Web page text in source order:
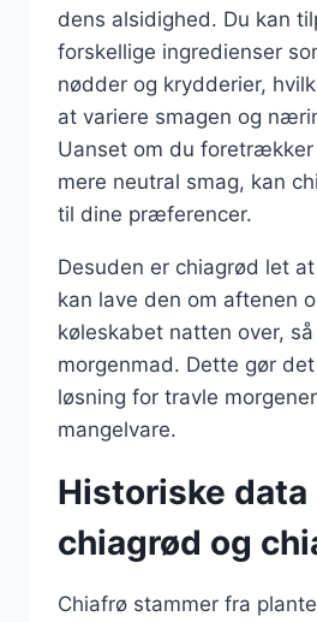
dens alsidighed. Du kan
forskellige ingredienser
nødder og krydderier,
at variere smagen og
Uanset om du
mere neutral smag, kan
til dine præferencer.
Desuden er chiagrød let
kan lave den om aftenen
køleskabet natten over,
morgenmad. Dette gør
løsning for travle
mangelvare.
Historiske data
chiagrød og
Chiafrø stammer fra